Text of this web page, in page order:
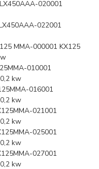
020001
022001
MMA-000001 KX125
010001
kw
016001
kw
021001
kw
025001
kw
027001
kw